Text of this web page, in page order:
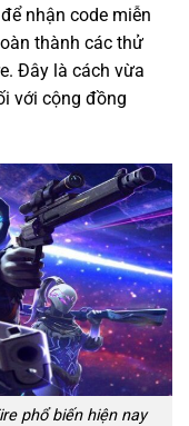
nhận code miễn
thành các thử
Đây là cách vừa
với cộng đồng
phổ biến hiện nay